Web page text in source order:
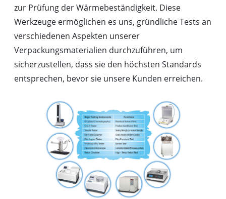
zur Prüfung der Wärmebeständigkeit. Diese
Werkzeuge ermöglichen es uns, gründliche Tests an
verschiedenen Aspekten unserer
Verpackungsmaterialien durchzuführen, um
sicherzustellen, dass sie den höchsten Standards
entsprechen, bevor sie unsere Kunden erreichen.